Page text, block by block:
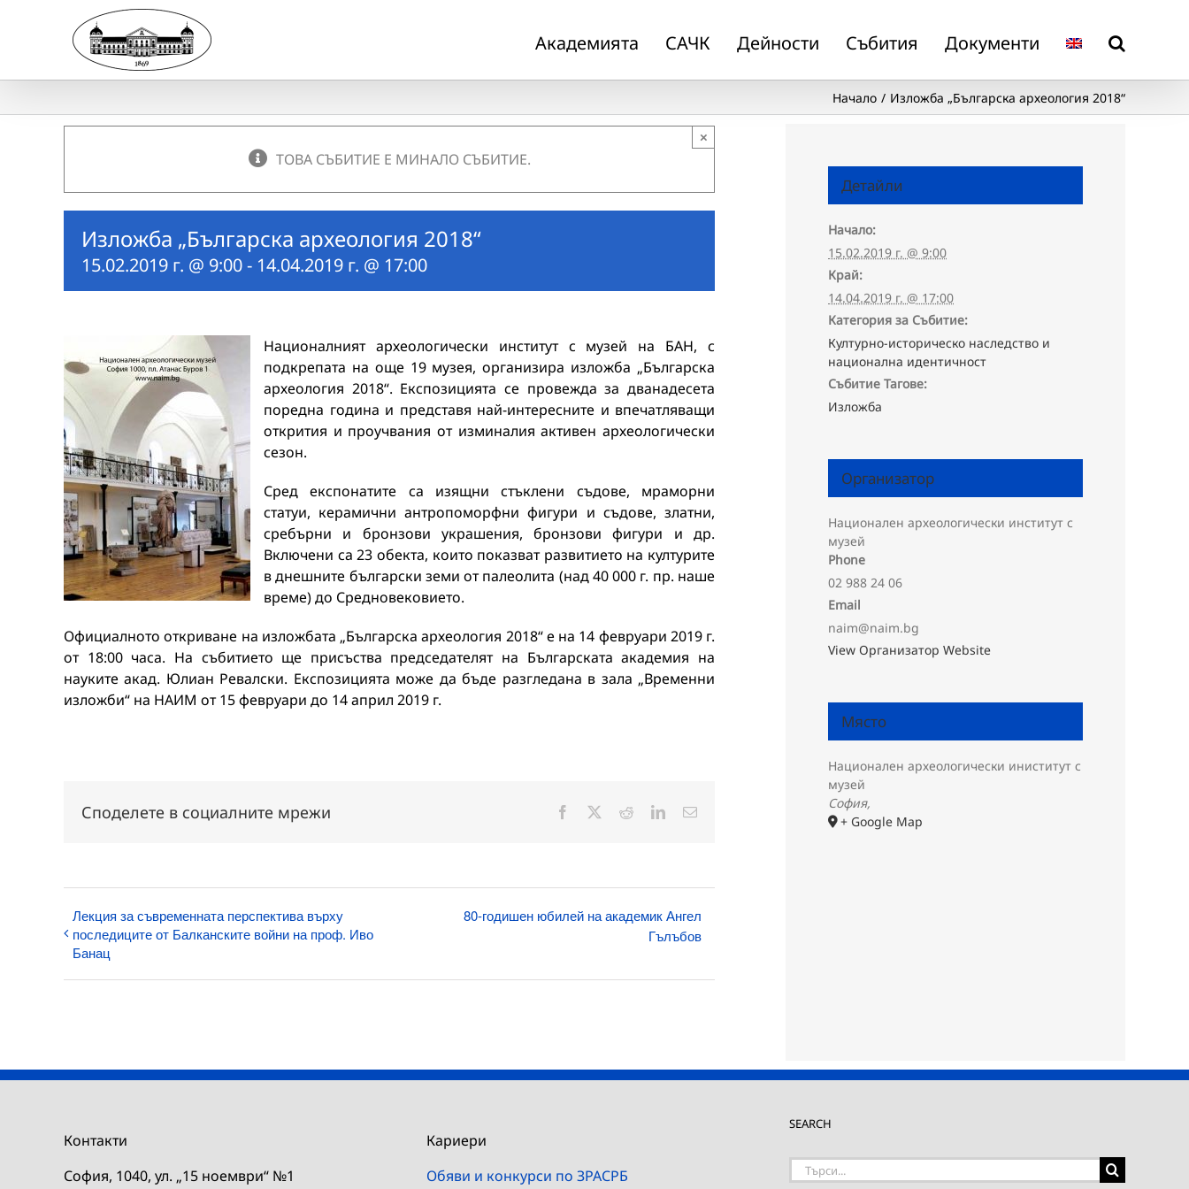
Академията САЧК Дейности Събития Документи
Начало Изложба „Българска археология 2018“
ТОВА СЪБИТИЕ Е МИНАЛО СЪБИТИЕ.
×
Изложба „Българска археология 2018“
15.02.2019 г. @ 9:00- 14.04.2019 г. @ 17:00
Националният археологически институт с музей на БАН, с
подкрепата на още 19 музея, организира изложба „Българска
археология 2018“. Експозицията се провежда за дванадесета
поредна година и представя най-интересните и впечатляващи
открития и проучвания от изминалия активен археологически
сезон.
Сред експонатите са изящни стъклени съдове, мраморни
статуи, керамични антропоморфни фигури и съдове, златни,
сребърни и бронзови украшения, бронзови фигури и др.
Включени са 23 обекта, които показват развитието на културите
в днешните български земи от палеолита (над 40 000 г. пр. наше
време) до Средновековието.
Официалното откриване на изложбата „Българска археология 2018“ е на 14 февруари 2019 г.
от 18:00 часа. На събитието ще присъства председателят на Българската академия на
науките акад. Юлиан Ревалски. Експозицията може да бъде разгледана в зала „Временни
изложби“ на НАИМ от 15 февруари до 14 април 2019 г.
Споделете в социалните мрежи Facebook RedditLinkedInЕлектронна
Лекция за съвременната перспектива върху
последиците от Балканските войни на проф. Иво
Банац
80-годишен юбилей на академик Ангел
Гълъбов
Детайли
Начало:
15.02.2019 г. @ 9:00
Край:
14.04.2019 г. @ 17:00
Категория за Събитие:
Културно-историческо наследство и
национална идентичност
Събитие Тагове:
Изложба
Организатор
Национален археологически институт с
музей
Phone
02 988 24 06
Email
naim@naim.bg
View Организатор Website
Място
Национален археологически иниститут с
музей
София,
+ Google Map
Контакти
София, 1040, ул. „15 ноември“ №1
Кариери
Обяви и конкурси по ЗРАСРБ
SEARCH
Търсене